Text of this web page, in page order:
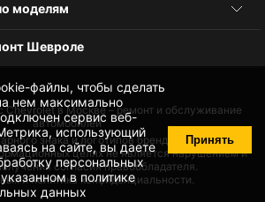
файлы, чтобы сделать
нем максимально
сервис веб-
использующий
на сайте, вы даете
персональных
в политике
данных
Принять
моделям
Шевроле
Chevrolet в Москве – ремонт и обслуживание
автомобилей
знака и логотипов бренда происходит
целях не является нарушением и
согласия правообладателя.
и политика конфиденциальности.